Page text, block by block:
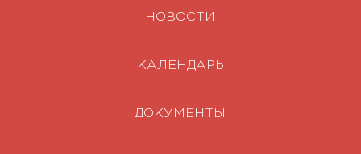
НОВОСТИ
КАЛЕНДАРЬ
ДОКУМЕНТЫ